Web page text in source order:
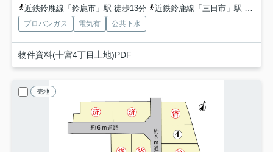
近鉄鈴鹿線「鈴鹿市」駅 徒歩13分
近鉄鈴鹿線「三日市」駅 徒歩25分
プロパンガス 電気有 公共下水
物件資料(十宮4丁目土地)PDF
売地